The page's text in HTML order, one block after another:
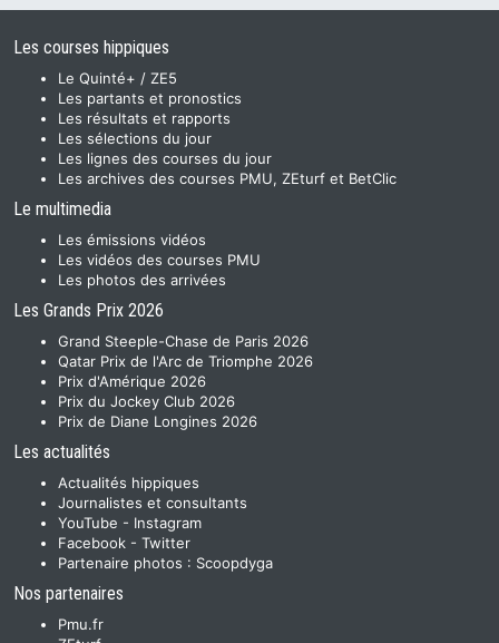
Les courses hippiques
Le Quinté+ / ZE5
Les partants et pronostics
Les résultats et rapports
Les sélections du jour
Les lignes des courses du jour
Les archives des courses PMU, ZEturf et BetClic
Le multimedia
Les émissions vidéos
Les vidéos des courses PMU
Les photos des arrivées
Les Grands Prix 2026
Grand Steeple-Chase de Paris 2026
Qatar Prix de l'Arc de Triomphe 2026
Prix d'Amérique 2026
Prix du Jockey Club 2026
Prix de Diane Longines 2026
Les actualités
Actualités hippiques
Journalistes et consultants
YouTube - Instagram
Facebook - Twitter
Partenaire photos : Scoopdyga
Nos partenaires
Pmu.fr